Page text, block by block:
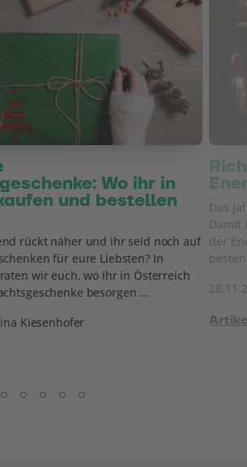
Wo ihr in
und bestellen
rückt näher und ihr seid noch auf
für eure Liebsten? In
wir euch, wo ihr in Österreich
besorgen ...
Kiesenhofer
Das
Damit
der